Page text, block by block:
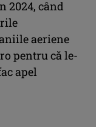
2024, când
aeriene
pentru că le-
apel